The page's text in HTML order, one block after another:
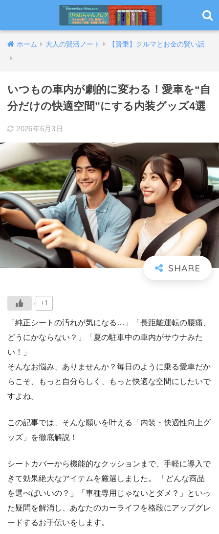
ホーム 大人の賢活ノート 【賢乗】クルマとお金の賢い話
いつもの車内が劇的に変わる！愛車を“自
分だけの快適空間”にする内装グッズ4選
2026年6月3日
+1
「純正シートの汚れが気になる…」「長距離運転の腰痛、
どうにかならない？」「夏の駐車中の車内がサウナみた
い！」
そんなお悩み、ありませんか？毎日のように乗る愛車だか
らこそ、もっと自分らしく、もっと快適な空間にしたいで
すよね。
この記事では、そんな願いを叶える「内装・快適性向上グ
ッズ」を徹底解説！
シートカバーから機能的なクッションまで、手軽に導入で
きて効果絶大なアイテムを厳選しました。 「どんな商品
を選べばいいの？」「車種専用じゃないとダメ？」といっ
た疑問を解消し、あなたのカーライフを格段にアップグレ
ードするお手伝いをします。